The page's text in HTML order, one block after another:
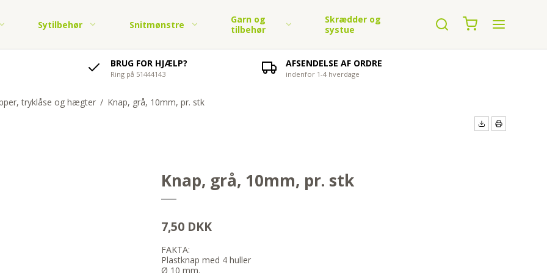
Børnestoffer i jersey
Børnestof fast bomuld
Økologisk bomuldsstof -
Sytilbehør
Knapper, tryklåse og
hægter
Elastik og elastikbånd
Pyntebånd
Snitmønstre
symønster
Garn og
tilbehør
Garn fra Karen Klarbæk
Strikkekits Permin garn
Skrædder og
systue
BRUG FOR HJÆLP?
Ring på 51444143
AFSENDELSE AF ORDRE
indenfor 1-4 hverdage
tryklåse og hægter / Knap, grå, 10mm, pr. stk
Knap, grå, 10mm, pr. stk
7,50 DKK
FAKTA:
Plastknap med 4 huller
Ø 10 mm.